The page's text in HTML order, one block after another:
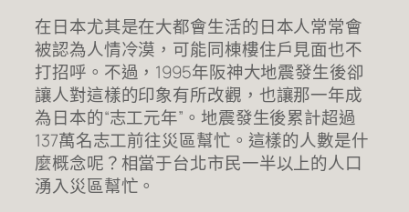
在日本尤其是在大都會生活的日本人常常會
被認為人情冷漠，可能同棟樓住戶見面也不
打招呼。不過，1995年阪神大地震發生後卻
讓人對這樣的印象有所改觀，也讓那一年成
為日本的“志工元年”。地震發生後累計超過
137萬名志工前往災區幫忙。這樣的人數是什
麼概念呢？相當于台北市民一半以上的人口
湧入災區幫忙。